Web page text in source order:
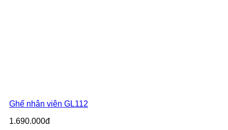
Ghế nhân viên GL112
1.690.000đ